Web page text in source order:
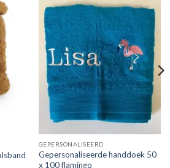
GEPERSONALISEERD
Gepersonaliseerde handdoek 50
x 100 flamingo